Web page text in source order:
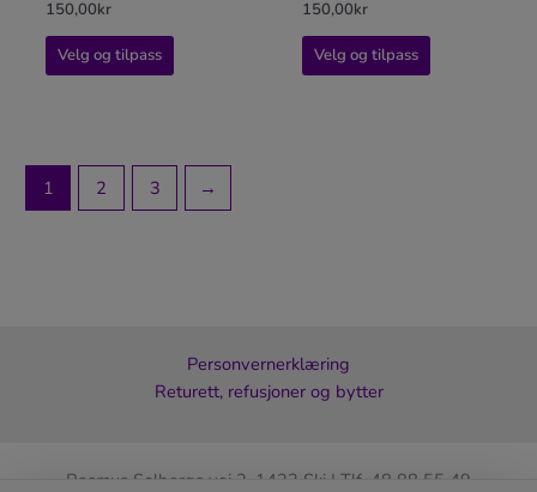
150,00kr
Velg og tilpass
150,00kr
Velg og tilpass
1 2 3 →
Personvernerklæring
Returett, refusjoner og bytter
Rasmus Solbergs vei 2, 1423 Ski | Tlf. 48 88 55 49